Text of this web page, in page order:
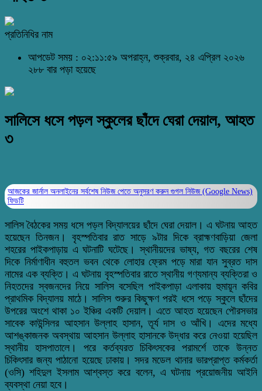
প্রতিনিধির নাম
আপডেট সময় : ০২:১১:৫৯ অপরাহ্ন, শুক্রবার, ২৪ এপ্রিল ২০২৬
২৮৮ বার পড়া হয়েছে
সালিসে ধসে পড়ল স্কুলের ছাঁদে ঘেরা দেয়াল, আহত
৩
আজকের জার্নাল অনলাইনের সর্বশেষ নিউজ পেতে অনুসরণ করুন গুগল নিউজ (Google News)
ফিডটি
সালিস বৈঠকের সময় ধসে পড়ল বিদ্যালয়ের ছাঁদে ঘেরা দেয়াল। এ ঘটনায় আহত
হয়েছেন তিনজন। বৃহস্পতিবার রাত সাড়ে ৯টার দিকে ব্রাহ্মণবাড়িয়া জেলা
শহরের পাইকপাড়ায় এ ঘটনাটি ঘটেছে। স্থানীয়দের ভাষ্য, গত বছরের শেষ
দিকে নির্মাণাধীন বহুতল ভবন থেকে লোহার ফ্রেম পড়ে মারা যান সুব্রত দাস
নামের এক ব্যক্তি। এ ঘটনায় বৃহস্পতিবার রাতে স্থানীয় গণ্যমান্য ব্যক্তিরা ও
নিহতদের স্বজনদের নিয়ে সালিস বসেছিল পাইকপাড়া এলাকায় হুমায়ূন কবির
প্রাথমিক বিদ্যালয় মাঠে। সালিস শুরুর কিছুক্ষণ পরই ধসে পড়ে স্কুলে ছাঁদের
উপরের অংশে থাকা ১০ ইঞ্চির একটি দেয়াল। এতে আহত হয়েছেন পৌরসভার
সাবেক কাউন্সিলর আহসান উল্লাহ হাসান, তূর্য দাস ও আঁখি। এদের মধ্যে
আশঙ্কাজনক অবস্থায় আহসান উল্লাহ হাসানকে উদ্ধার করে নেওয়া হয়েছিল
স্থানীয় হাসপাতালে। পরে কর্তব্যরত চিকিৎসকের পরামর্শে তাকে উন্নত
চিকিৎসার জন্য পাঠানো হয়েছে ঢাকায়। সদর মডেল থানার ভারপ্রাপ্ত কর্মকর্তা
(ওসি) শহিদুল ইসলাম আশ্বস্ত করে বলেন, এ ঘটনায় প্রয়োজনীয় আইনি
ব্যবস্থা নেয়া হবে।